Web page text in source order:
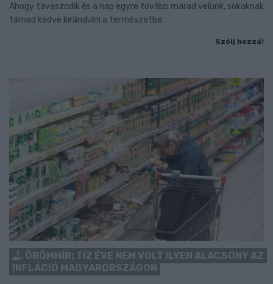
Ahogy tavaszodik és a nap egyre tovább marad velünk, sokaknak
támad kedve kirándulni a természetbe.
Szólj hozzá!
ÖRÖMHÍR: TÍZ ÉVE NEM VOLT ILYEN ALACSONY AZ
INFLÁCIÓ MAGYARORSZÁGON